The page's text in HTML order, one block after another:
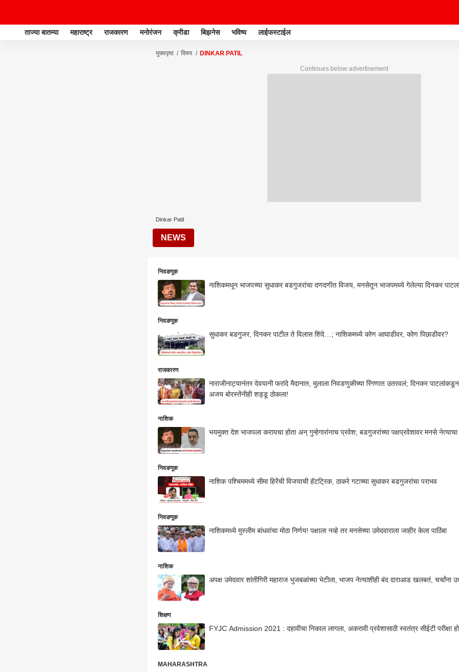
ताज्या बातम्या महाराष्ट्र राजकारण मनोरंजन क्रीडा बिझनेस भविष्य लाईफस्टाईल
मुख्यपृष्ठ विषय DINKAR PATIL
Continues below advertisement
Dinkar Patil
NEWS
निवडणूक
नाशिकमधून भाजपच्या सुधाकर बडगुजरांचा दणदणीत विजय, मनसेतून भाजपमध्ये गेलेल्या दिनकर
निवडणूक
सुधाकर बडगुजर, दिनकर पाटील ते विलास शिंदे…; नाशिकमध्ये कोण आघाडीवर, कोण पिछाडीवर?
राजकारण
नाराजीनाट्यानंतर देवयानी फरांदे मैदानात, मुलाला निवडणुकीच्या रिंगणात उतरवलं; दिनकर
अजय बोरस्तेंनीही शड्डू ठोकला!
नाशिक
भयमुक्त देश भाजपला करायचा होता अन् गुन्हेगारांनाच प्रवेश; बडगुजरांच्या पक्षप्रवेशावर मनसे नेत्याचा
निवडणूक
नाशिक पश्चिममध्ये सीमा हिरेंची विजयाची हॅटट्रिक, ठाकरे गटाच्या सुधाकर बडगुजरांचा पराभव
निवडणूक
नाशिकमध्ये मुस्लीम बांधवांचा मोठा निर्णय! पक्षाला नव्हे तर मनसेच्या उमेदवाराला जाहीर केला पाठिंबा
नाशिक
अपक्ष उमेदवार शांतीगिरी महाराज भुजबळांच्या भेटीला, भाजप नेत्याशीही बंद दाराआड खलबतं, चर्चांना
शिक्षण
FYJC Admission 2021 : दहावीचा निकाल लागला, अकरावी प्रवेशासाठी स्वतंत्र सीईटी परीक्षा
MAHARASHTRA